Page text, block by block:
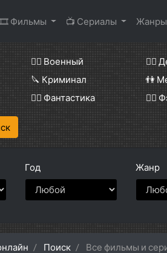
🎞 Фильмы 📺 Сериалы Жанры
👨‍✈️ Военный 🕵️‍♂️
🔪 Криминал 👫
🧙‍♀️ Фантастика 🧝‍♂️
Год Жанр
Поиск Все фильмы и